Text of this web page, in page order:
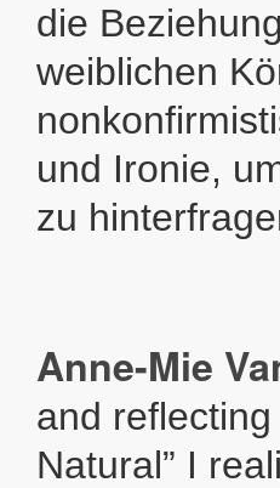
die
weiblichen
und Ironie,
zu
Anne-Mie
and
Natural” I